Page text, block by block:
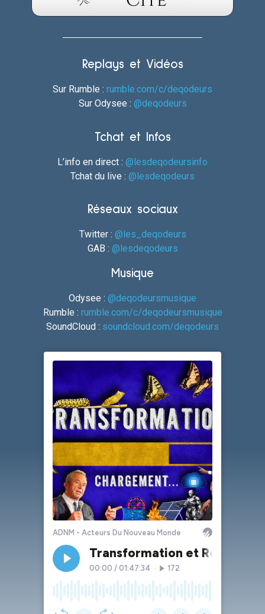
Replays et Vidéos
Sur Rumble : rumble.com/c/deqodeurs
Sur Odysee : @deqodeurs
Tchat et Infos
L’info en direct : @lesdeqodeursinfo
Tchat du live : @lesdeqodeurs
Réseaux sociaux
Twitter : @les_deqodeurs
GAB : @lesdeqodeurs
Musique
Odysee : @deqodeursmusique
Rumble : rumble.com/c/deqodeursmusique
SoundCloud : soundcloud.com/deqodeurs